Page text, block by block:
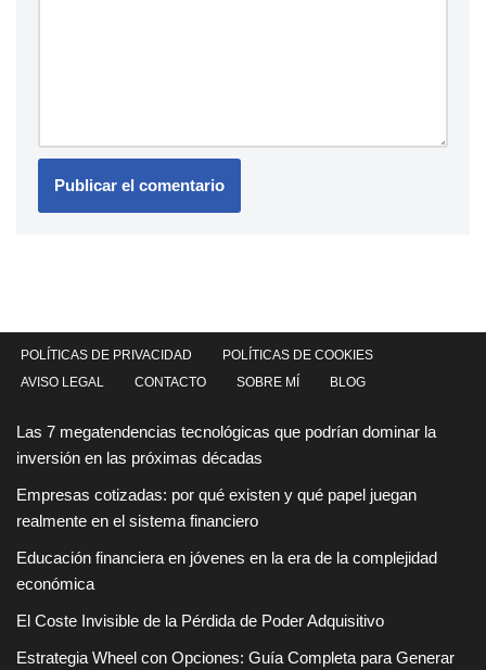
POLÍTICAS DE PRIVACIDAD
POLÍTICAS DE COOKIES
AVISO LEGAL
CONTACTO SOBRE MÍ BLOG
Las 7 megatendencias tecnológicas que podrían dominar la
inversión en las próximas décadas
Empresas cotizadas: por qué existen y qué papel juegan
realmente en el sistema financiero
Educación financiera en jóvenes en la era de la complejidad
económica
El Coste Invisible de la Pérdida de Poder Adquisitivo
Estrategia Wheel con Opciones: Guía Completa para Generar